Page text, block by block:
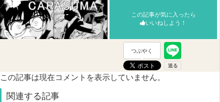
この記事が気に入ったら
いいねしよう！
つぶやく
この記事は現在コメントを表示していません。
関連する記事